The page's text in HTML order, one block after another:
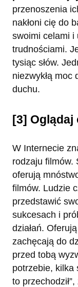
przenoszenia
nakłoni cię do
swoimi celami i
trudnościami.
tysiąc słów.
niezwykłą moc
duchu.
[3] Oglądaj
W Internecie
rodzaju filmów.
oferują
filmów. Ludzie
przedstawić
sukcesach i
działań.
zachęcają do
przed tobą
potrzebie, kilka
to